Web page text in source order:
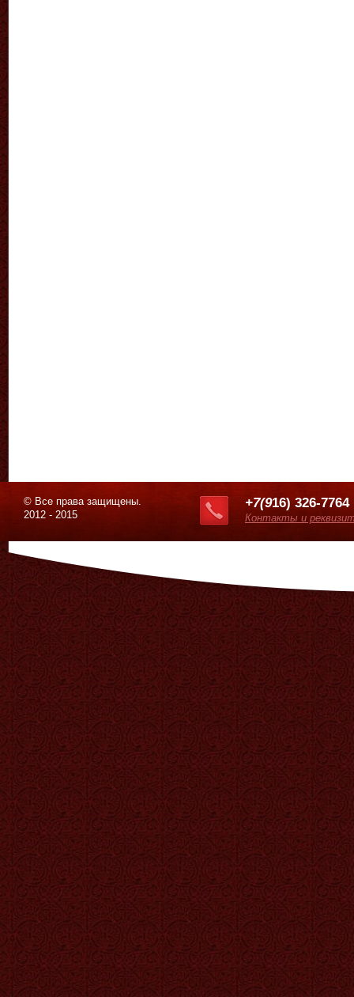
© Все права защищены.
2012 - 2015
+7(916) 326-7764
Контакты и